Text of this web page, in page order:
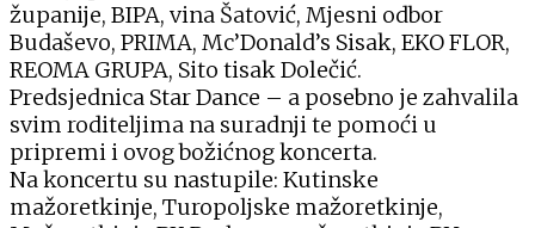
županije, BIPA, vina Šatović, Mjesni odbor
Budaševo, PRIMA, Mc’Donald’s Sisak, EKO FLOR,
REOMA GRUPA, Sito tisak Dolečić.
Predsjednica Star Dance – a posebno je zahvalila
svim roditeljima na suradnji te pomoći u
pripremi i ovog božićnog koncerta.
Na koncertu su nastupile: Kutinske
mažoretkinje, Turopoljske mažoretkinje,